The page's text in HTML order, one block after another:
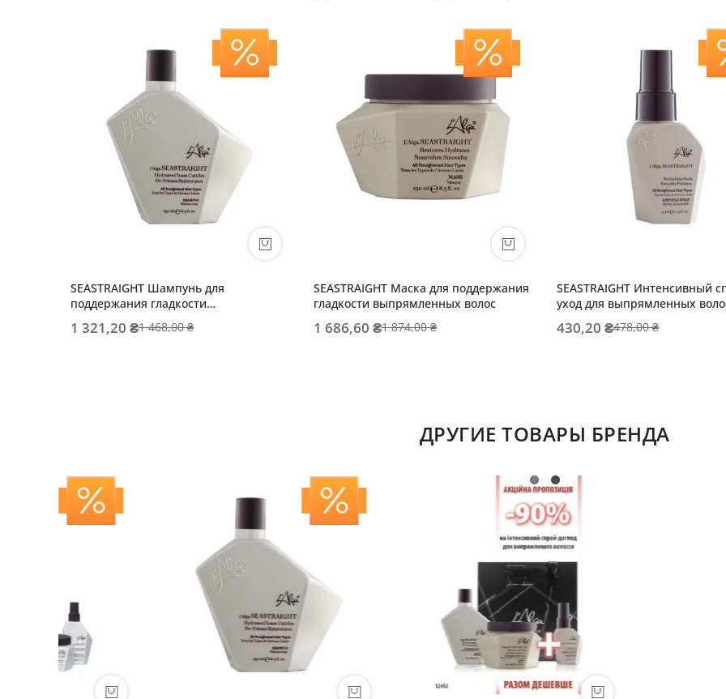
SEASTRAIGHT Шампунь для
поддержания гладкости
1 321,20 ₴1 468,00 ₴
SEASTRAIGHT Маска для поддержания
гладкости выпрямленных волос
1 686,60 ₴1 874,00 ₴
SEASTRAIGHT Интенсивный
уход для выпрямленных
430,20 ₴478,00 ₴
ДРУГИЕ ТОВАРЫ БРЕНДА